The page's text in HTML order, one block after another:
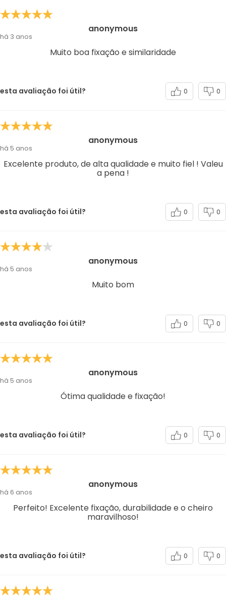
anonymous
há 3 anos
Muito boa fixação e similaridade
esta avaliação foi útil? 0 0
anonymous
há 5 anos
Excelente produto, de alta qualidade e muito fiel ! Valeu
a pena !
esta avaliação foi útil? 0 0
anonymous
há 5 anos
Muito bom
esta avaliação foi útil? 0 0
anonymous
há 5 anos
Ótima qualidade e fixação!
esta avaliação foi útil? 0 0
anonymous
há 6 anos
Perfeito! Excelente fixação, durabilidade e o cheiro
maravilhoso!
esta avaliação foi útil? 0 0